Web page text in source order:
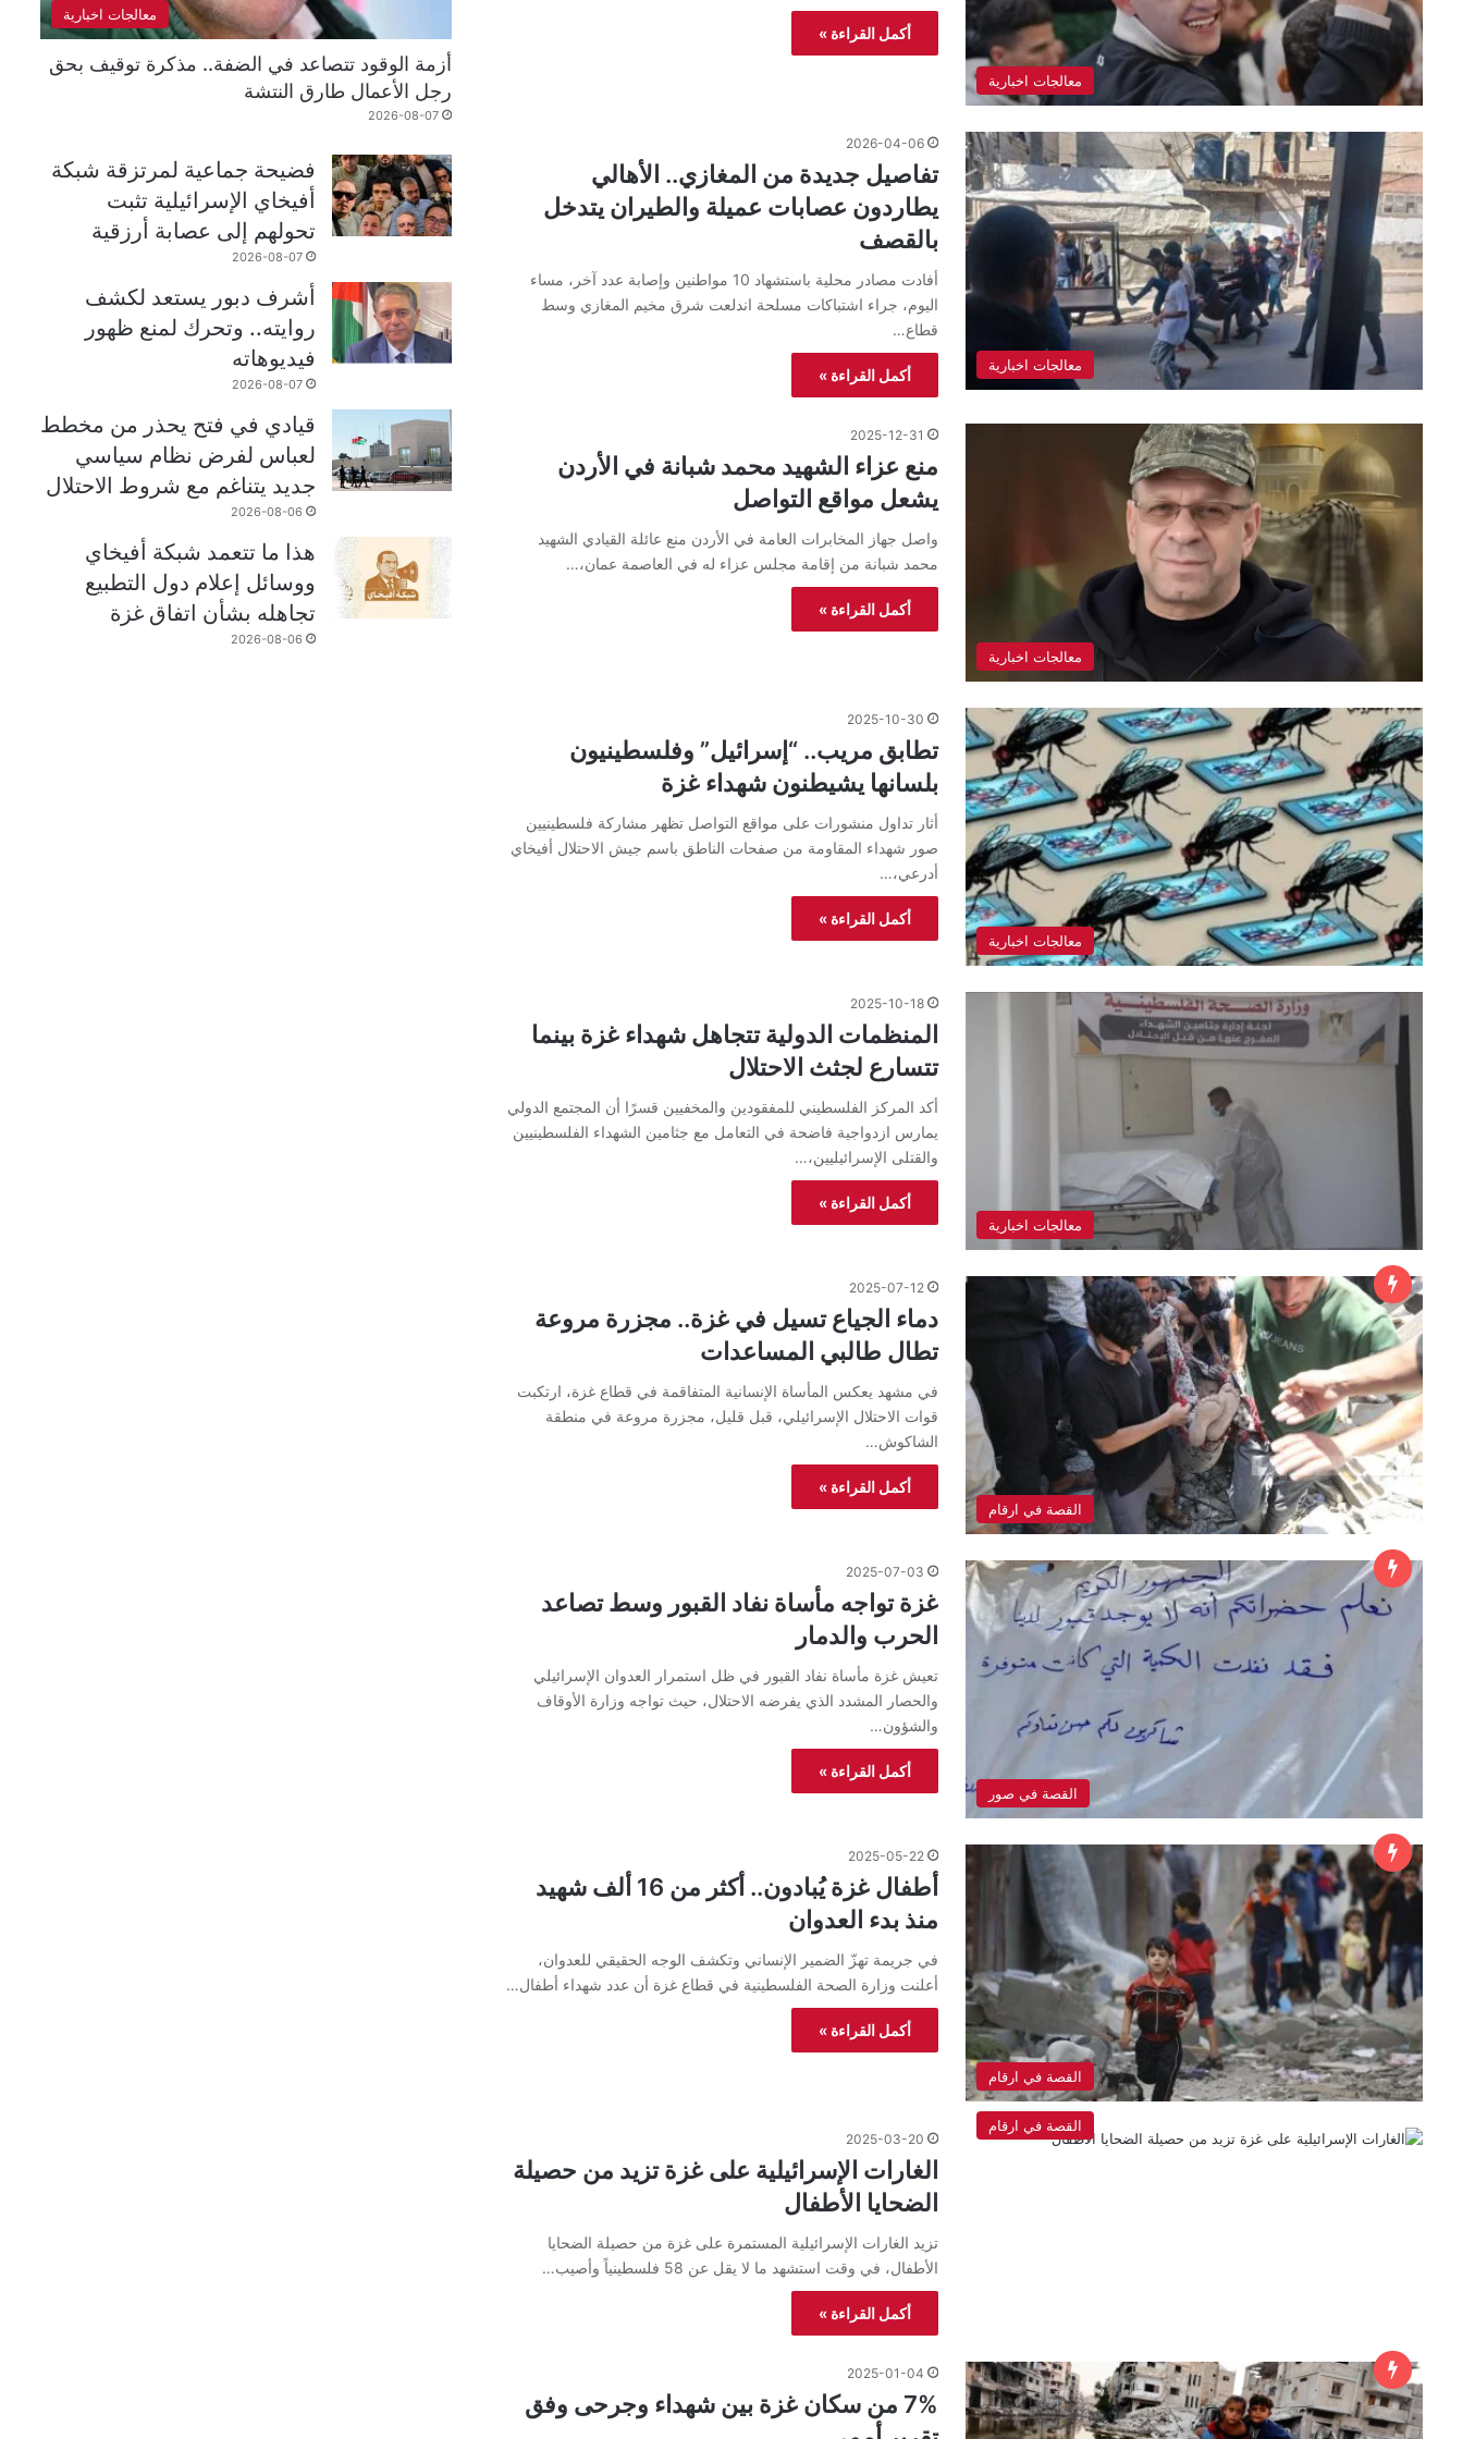
معالجات اخبارية
أكمل القراءة »
معالجات اخبارية
2026-04-06
تفاصيل جديدة من المغازي.. الأهالي
يطاردون عصابات عميلة والطيران يتدخل
بالقصف
أفادت مصادر محلية باستشهاد 10 مواطنين وإصابة عدد آخر، مساء
اليوم، جراء اشتباكات مسلحة اندلعت شرق مخيم المغازي وسط
قطاع…
أكمل القراءة »
معالجات اخبارية
2025-12-31
منع عزاء الشهيد محمد شبانة في الأردن
يشعل مواقع التواصل
واصل جهاز المخابرات العامة في الأردن منع عائلة القيادي الشهيد
محمد شبانة من إقامة مجلس عزاء له في العاصمة عمان،…
أكمل القراءة »
معالجات اخبارية
2025-10-30
تطابق مريب.. “إسرائيل” وفلسطينيون
بلسانها يشيطنون شهداء غزة
أثار تداول منشورات على مواقع التواصل تظهر مشاركة فلسطينيين
صور شهداء المقاومة من صفحات الناطق باسم جيش الاحتلال أفيخاي
أدرعي،…
أكمل القراءة »
معالجات اخبارية
2025-10-18
المنظمات الدولية تتجاهل شهداء غزة بينما
تتسارع لجثث الاحتلال
أكد المركز الفلسطيني للمفقودين والمخفيين قسرًا أن المجتمع الدولي
يمارس ازدواجية فاضحة في التعامل مع جثامين الشهداء الفلسطينيين
والقتلى الإسرائيليين،…
أكمل القراءة »
القصة في ارقام
2025-07-12
دماء الجياع تسيل في غزة.. مجزرة مروعة
تطال طالبي المساعدات
في مشهد يعكس المأساة الإنسانية المتفاقمة في قطاع غزة، ارتكبت
قوات الاحتلال الإسرائيلي، قبل قليل، مجزرة مروعة في منطقة
الشاكوش…
أكمل القراءة »
القصة في صور
2025-07-03
غزة تواجه مأساة نفاد القبور وسط تصاعد
الحرب والدمار
تعيش غزة مأساة نفاد القبور في ظل استمرار العدوان الإسرائيلي
والحصار المشدد الذي يفرضه الاحتلال، حيث تواجه وزارة الأوقاف
والشؤون…
أكمل القراءة »
القصة في ارقام
2025-05-22
أطفال غزة يُبادون.. أكثر من 16 ألف شهيد
منذ بدء العدوان
في جريمة تهزّ الضمير الإنساني وتكشف الوجه الحقيقي للعدوان،
أعلنت وزارة الصحة الفلسطينية في قطاع غزة أن عدد شهداء أطفال…
أكمل القراءة »
القصة في ارقام
2025-03-20
الغارات الإسرائيلية على غزة تزيد من حصيلة
الضحايا الأطفال
تزيد الغارات الإسرائيلية المستمرة على غزة من حصيلة الضحايا
الأطفال، في وقت استشهد ما لا يقل عن 58 فلسطينياً وأصيب…
أكمل القراءة »
2025-01-04
7% من سكان غزة بين شهداء وجرحى وفق
معالجات اخبارية
أزمة الوقود تتصاعد في الضفة.. مذكرة توقيف بحق
رجل الأعمال طارق النتشة
2026-08-07
فضيحة جماعية لمرتزقة شبكة
أفيخاي الإسرائيلية تثبت
تحولهم إلى عصابة أرزقية
2026-08-07
أشرف دبور يستعد لكشف
روايته.. وتحرك لمنع ظهور
فيديوهاته
2026-08-07
قيادي في فتح يحذر من مخطط
لعباس لفرض نظام سياسي
جديد يتناغم مع شروط الاحتلال
2026-08-06
هذا ما تتعمد شبكة أفيخاي
ووسائل إعلام دول التطبيع
تجاهله بشأن اتفاق غزة
2026-08-06